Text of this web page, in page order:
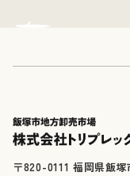
〒820-0111 福岡県飯